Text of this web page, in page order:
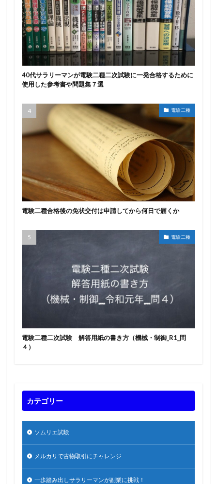
40代サラリーマンが電験二種二次試験に一発合格するために
使用した参考書や問題集７選
電験二種
電験二種合格後の免状交付は申請してから何日で届くか
電験二種
電験二種二次試験 解答用紙の書き方（機械・制御_R1_問
４）
カテゴリー
ソムリエ試験
メルカリで古物取引にチャレンジ
一歩踏み出しサラリーマンが副業に挑戦！